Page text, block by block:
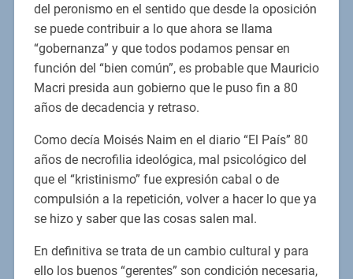
del peronismo en el sentido que desde la oposición
se puede contribuir a lo que ahora se llama
“gobernanza” y que todos podamos pensar en
función del “bien común”, es probable que Mauricio
Macri presida aun gobierno que le puso fin a 80
años de decadencia y retraso.
Como decía Moisés Naim en el diario “El País” 80
años de necrofilia ideológica, mal psicológico del
que el “kristinismo” fue expresión cabal o de
compulsión a la repetición, volver a hacer lo que ya
se hizo y saber que las cosas salen mal.
En definitiva se trata de un cambio cultural y para
ello los buenos “gerentes” son condición necesaria,